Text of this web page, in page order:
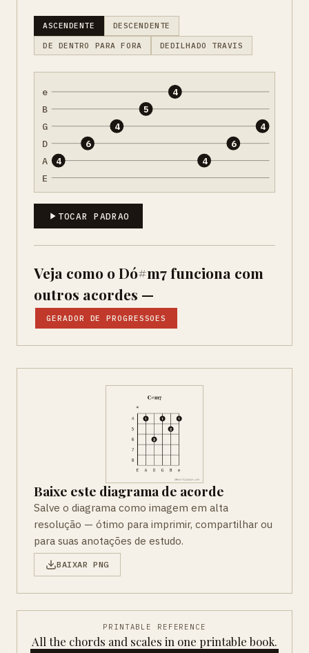
ASCENDENTE DESCENDENTE
DE DENTRO PARA FORA DEDILHADO TRAVIS
e
B
G
D
A
E
4
6
4
5
4
4
6
4
TOCAR PADRAO
Veja como o Dó#m7 funciona com
outros acordes —
GERADOR DE PROGRESSOES
Baixe este diagrama de acorde
Salve o diagrama como imagem em alta
resolução — ótimo para imprimir, compartilhar ou
para suas anotações de estudo.
BAIXAR PNG
PRINTABLE REFERENCE
All the chords and scales in one printable book.